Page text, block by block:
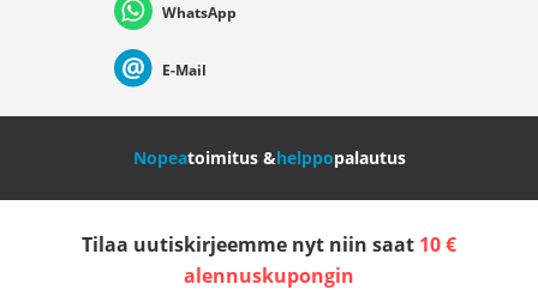
Nederland Italia (Italiano) Italien (Deutsch)
Slovenija
WhatsApp
E-Mail
Nopeatoimitus &helppopalautus
Tilaa uutiskirjeemme nyt niin saat 10 €
alennuskupongin